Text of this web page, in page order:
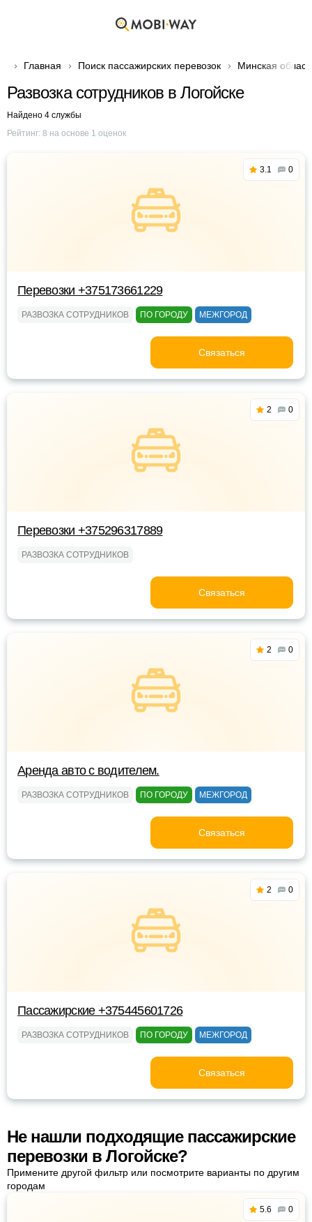
Главная Поиск пассажирских перевозок Минская
Развозка сотрудников в Логойске
Найдено 4 службы
Рейтинг: 8 на основе 1 оценок
3.1 0
Перевозки +375173661229
РАЗВОЗКА СОТРУДНИКОВ ПО ГОРОДУ МЕЖГОРОД
Связаться
2 0
Перевозки +375296317889
РАЗВОЗКА СОТРУДНИКОВ
Связаться
2 0
Аренда авто с водителем.
РАЗВОЗКА СОТРУДНИКОВ ПО ГОРОДУ МЕЖГОРОД
Связаться
2 0
Пассажирские +375445601726
РАЗВОЗКА СОТРУДНИКОВ ПО ГОРОДУ МЕЖГОРОД
Связаться
Не нашли подходящие пассажирские
перевозки в Логойске?
Примените другой фильтр или посмотрите варианты по другим
городам
5.6 0